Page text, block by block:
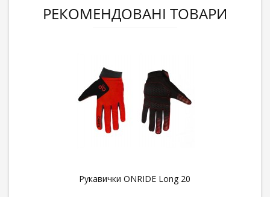
РЕКОМЕНДОВАНІ ТОВАРИ
Рукавички ONRIDE Long 20